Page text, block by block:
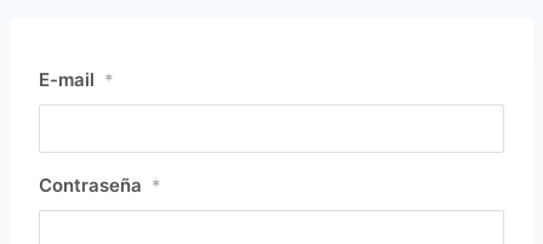
E-mail *
Contraseña *